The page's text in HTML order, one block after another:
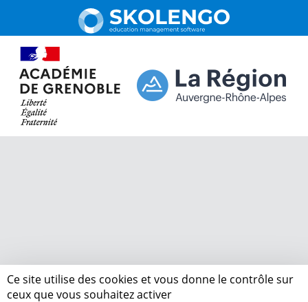
Ce site utilise des cookies et vous donne le contrôle sur
ceux que vous souhaitez activer